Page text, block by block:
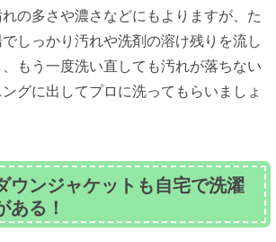
の多さや濃さなどにもよりますが、た
しっかり汚れや洗剤の溶け残りを流し
もう一度洗い直しても汚れが落ちない
グに出してプロに洗ってもらいましょ
ウンジャケットも自宅で洗濯
ある！